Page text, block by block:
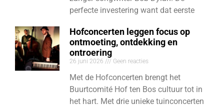
perfecte investering want dat eerste
Hofconcerten leggen focus op
ontmoeting, ontdekking en
ontroering
26 juni 2026 Geen reacties
Met de Hofconcerten brengt het
Buurtcomité Hof ten Bos cultuur tot in
het hart. Met drie unieke tuinconcerten